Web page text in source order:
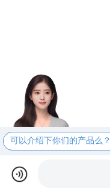
可以介绍下你们的产品么？